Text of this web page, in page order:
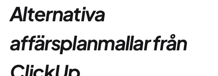
Alternativa
affärsplanmallar från